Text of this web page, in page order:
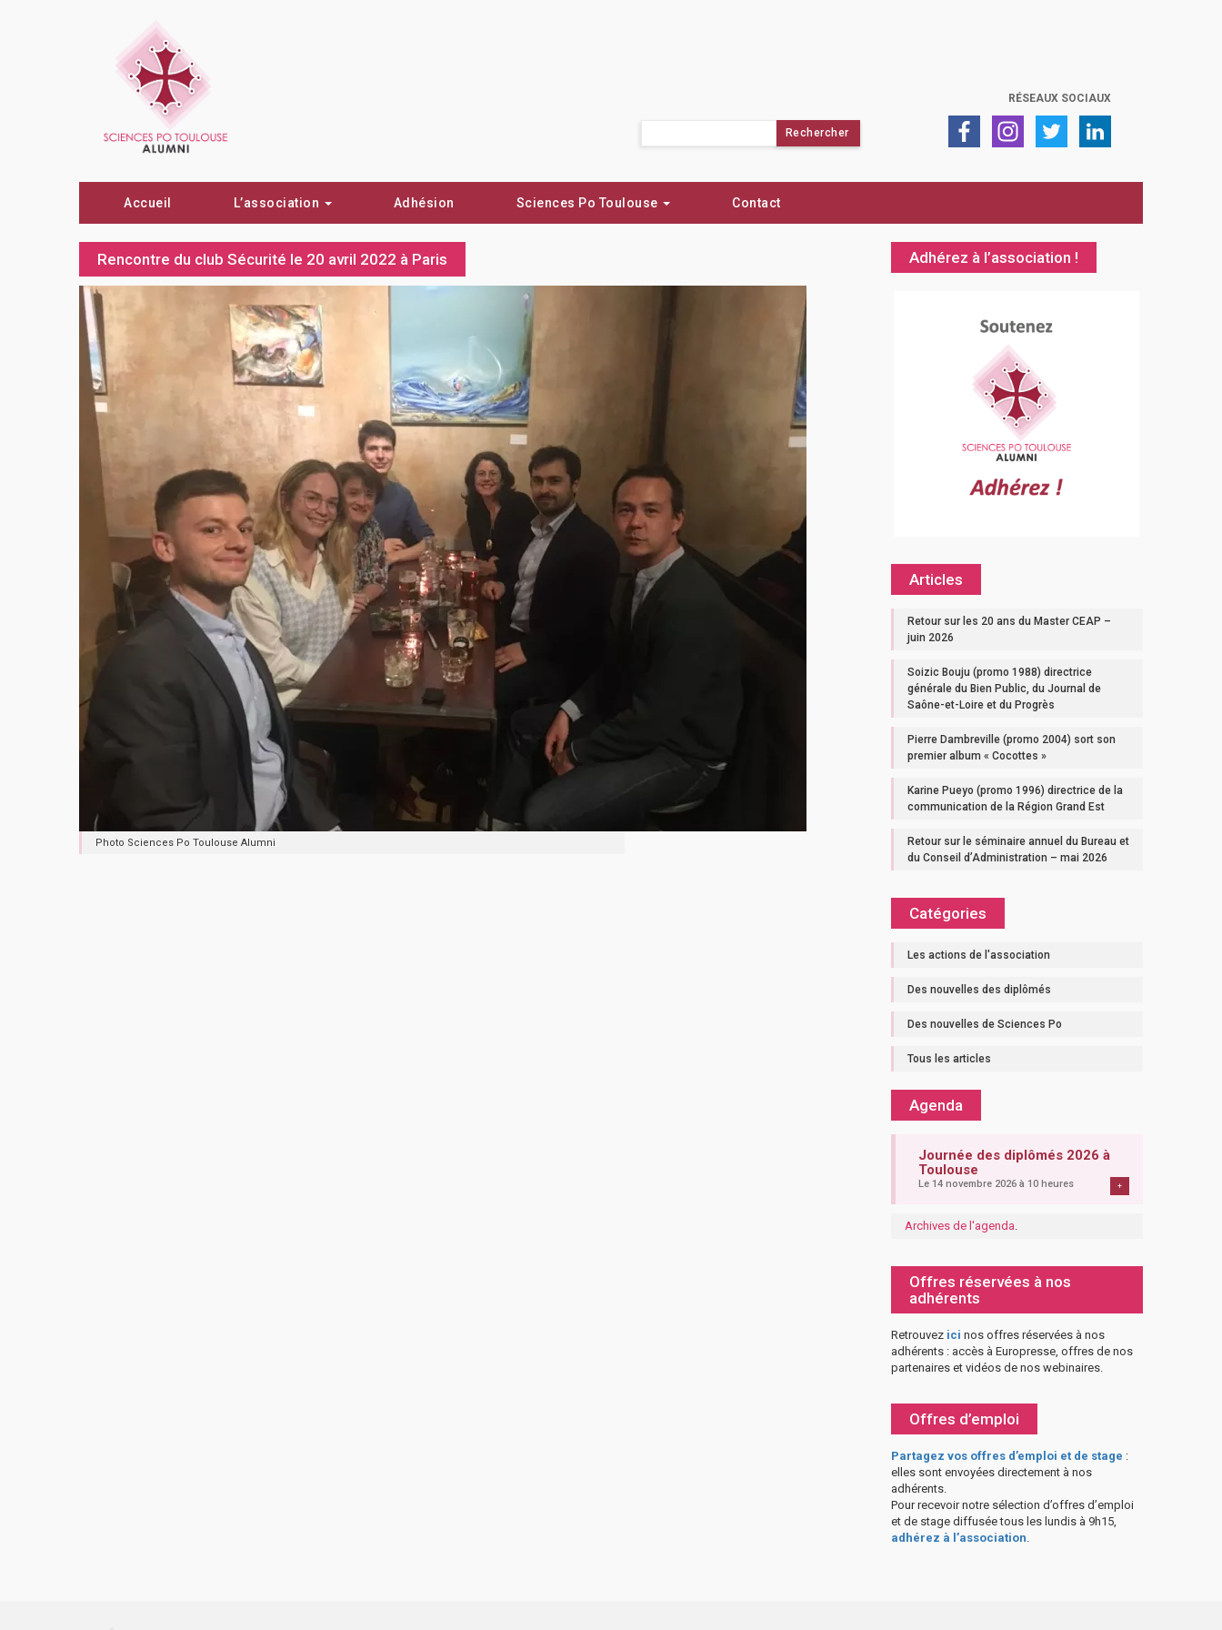
RÉSEAUX SOCIAUX
Accueil L’association Adhésion Sciences Po Toulouse Contact
Rencontre du club Sécurité le 20 avril 2022 à Paris
Photo Sciences Po Toulouse Alumni
Adhérez à l’association !
Articles
Retour sur les 20 ans du Master CEAP –
juin 2026
Soizic Bouju (promo 1988) directrice
générale du Bien Public, du Journal de
Saône-et-Loire et du Progrès
Pierre Dambreville (promo 2004) sort son
premier album « Cocottes »
Karine Pueyo (promo 1996) directrice de la
communication de la Région Grand Est
Retour sur le séminaire annuel du Bureau et
du Conseil d’Administration – mai 2026
Catégories
Les actions de l'association
Des nouvelles des diplômés
Des nouvelles de Sciences Po
Tous les articles
Agenda
Journée des diplômés 2026 à
Toulouse
Le 14 novembre 2026 à 10 heures +
Archives de l'agenda.
Offres réservées à nos
adhérents
Retrouvez ici nos offres réservées à nos
adhérents : accès à Europresse, offres de nos
partenaires et vidéos de nos webinaires.
Offres d’emploi
Partagez vos offres d’emploi et de stage :
elles sont envoyées directement à nos
adhérents.
Pour recevoir notre sélection d’offres d’emploi
et de stage diffusée tous les lundis à 9h15,
adhérez à l’association.